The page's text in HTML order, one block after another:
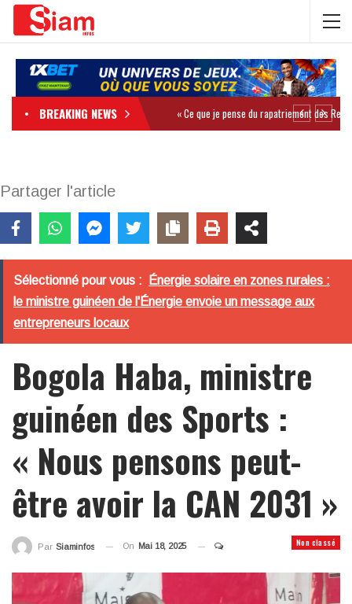
BREAKING NEWS
Partager l'article
Sélectionné pour vous :
Énergie solaire en zones rurales :
le ministre guinéen de l'Énergie envoie un message aux
entrepreneurs locaux
Bogola Haba, ministre
guinéen des Sports :
« Nous pensons peut-
être avoir la CAN 2031 »
Non classé
Par Siaminfos On Mai 18, 2025